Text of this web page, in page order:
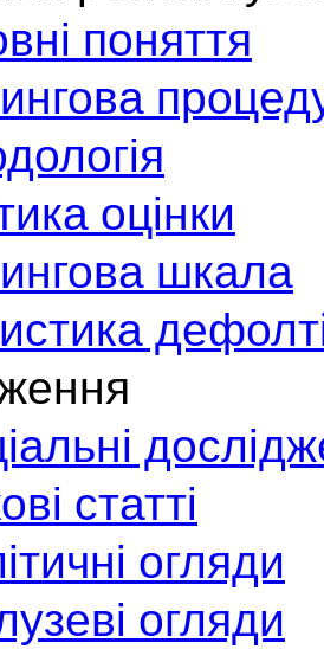
поняття
оцінки
шкала
статті
огляди
огляди